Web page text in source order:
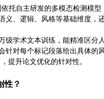
托自主研发的多模态检测模型
义、逻辑、风格等基础维度，
级学术文本训练，能精准区分
针对每个标记段落给出具体的
提升论文优化的针对性。
性？